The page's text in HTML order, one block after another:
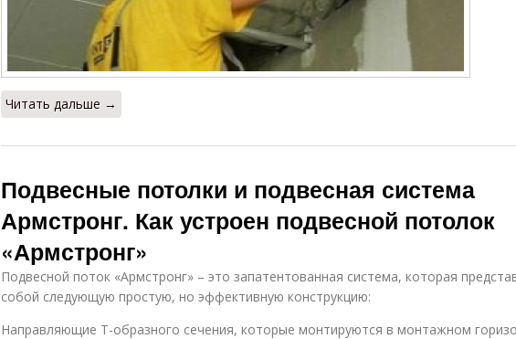
Читать дальше →
Подвесные потолки и подвесная система
Армстронг. Как устроен подвесной потолок
«Армстронг»
Подвесной поток «Армстронг» – это запатентованная система, которая
собой следующую простую, но эффективную конструкцию:
Направляющие Т-образного сечения, которые монтируются в монтажном